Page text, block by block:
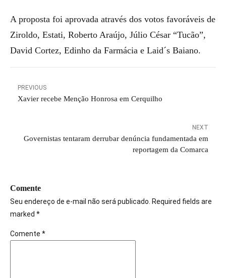
A proposta foi aprovada através dos votos favoráveis de
Ziroldo, Estati, Roberto Araújo, Júlio César “Tucão”,
David Cortez, Edinho da Farmácia e Laid´s Baiano.
PREVIOUS
Xavier recebe Menção Honrosa em Cerquilho
NEXT
Governistas tentaram derrubar denúncia fundamentada em
reportagem da Comarca
Comente
Seu endereço de e-mail não será publicado. Required fields are
marked *
Comente *